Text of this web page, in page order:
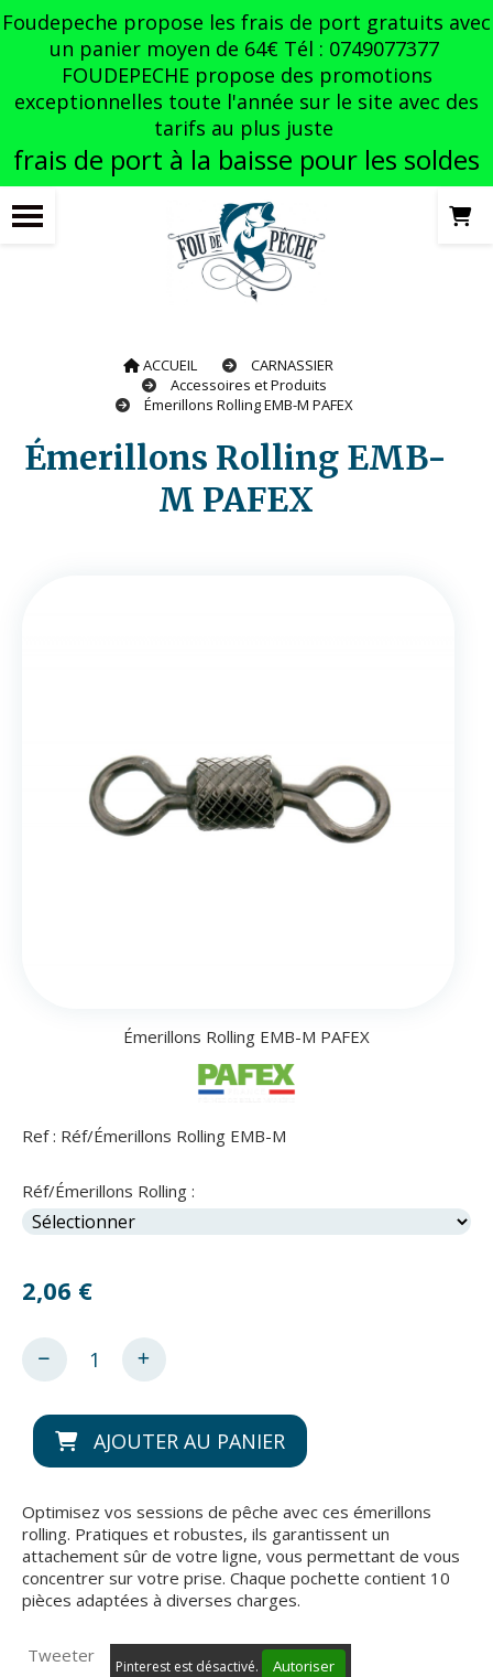
Foudepeche propose les frais de port gratuits avec
un panier moyen de 64€ Tél : 0749077377
FOUDEPECHE propose des promotions
exceptionnelles toute l'année sur le site avec des
tarifs au plus juste
frais de port à la baisse pour les soldes
ACCUEIL
CARNASSIER
Accessoires et Produits
Émerillons Rolling EMB-M PAFEX
Émerillons Rolling EMB-
M PAFEX
Émerillons Rolling EMB-M PAFEX
Ref : Réf/Émerillons Rolling EMB-M
Réf/Émerillons Rolling :
2,06 €
AJOUTER AU PANIER
Optimisez vos sessions de pêche avec ces émerillons
rolling. Pratiques et robustes, ils garantissent un
attachement sûr de votre ligne, vous permettant de vous
concentrer sur votre prise. Chaque pochette contient 10
pièces adaptées à diverses charges.
Tweeter
Pinterest est désactivé. Autoriser